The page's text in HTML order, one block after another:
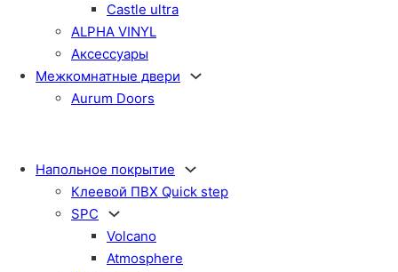
Castle ultra
ALPHA VINYL
Аксессуары
Межкомнатные двери
Aurum Doors
Напольное покрытие
Клеевой ПВХ Quick step
SPC
Volcano
Atmosphere